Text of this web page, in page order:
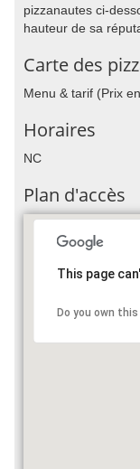
pizzanautes ci-
hauteur de sa
Carte des
Menu & tarif (Prix
Horaires
NC
Plan d'accès
This page
Do you own